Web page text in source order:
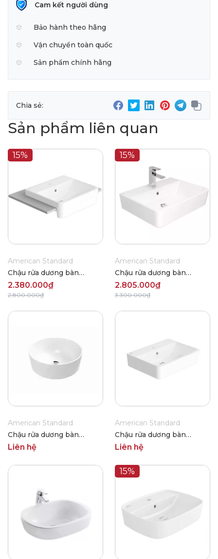
Cam kết người dùng
Bảo hành theo hãng
Vận chuyển toàn quốc
Sản phẩm chính hãng
Chia sẻ:
Sản phẩm liên quan
15%
American Standard
Chậu rửa dương bàn
American Standard VF-
0519
2.380.000₫
2.800.000₫
15%
American Standard
Chậu rửa dương bàn
American Standard VF-
0620
2.805.000₫
3.300.000₫
American Standard
Chậu rửa dương bàn
American Standard 0509-
Liên hệ
American Standard
Chậu rửa dương bàn
American Standard 0507-
Liên hệ
15%